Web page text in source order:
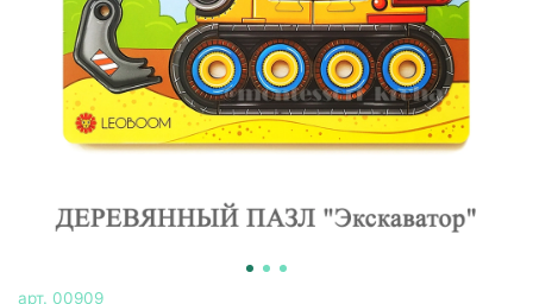
арт. 00909